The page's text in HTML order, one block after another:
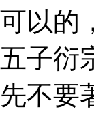
可以的
五子衍
先不要